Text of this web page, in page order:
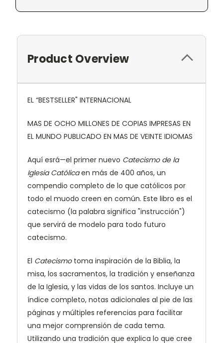
Product Overview
EL “BESTSELLER" INTERNACIONAL
MAS DE OCHO MILLONES DE COPIAS IMPRESAS EN
EL MUNDO PUBLICADO EN MAS DE VEINTE IDIOMAS
Aquí esrá—el primer nuevo Catecismo de la
Iglesia Católicaen más de 400 años, un
compendio completo de lo que católicos por
todo el muodo creen en común. Este libro es el
catecismo (la palabra significa "instrucción")
que servirá de modelo para todo futuro
catecismo.
El Catecismotoma inspiración de la Biblia, la
misa, los sacramentos, la tradición y enseñanza
de la Iglesia, y las vidas de los santos. Incluye un
índice completo, notas adicionales al pie de las
páginas y múltiples referencias para facilitar
una mejor comprensión de cada tema.
Utilizando una tradición que explica lo que cree